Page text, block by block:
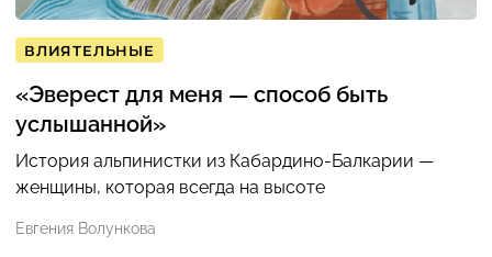
ВЛИЯТЕЛЬНЫЕ
«Эверест для меня — способ быть
услышанной»
История альпинистки из Кабардино-Балкарии —
женщины, которая всегда на высоте
Евгения Волункова